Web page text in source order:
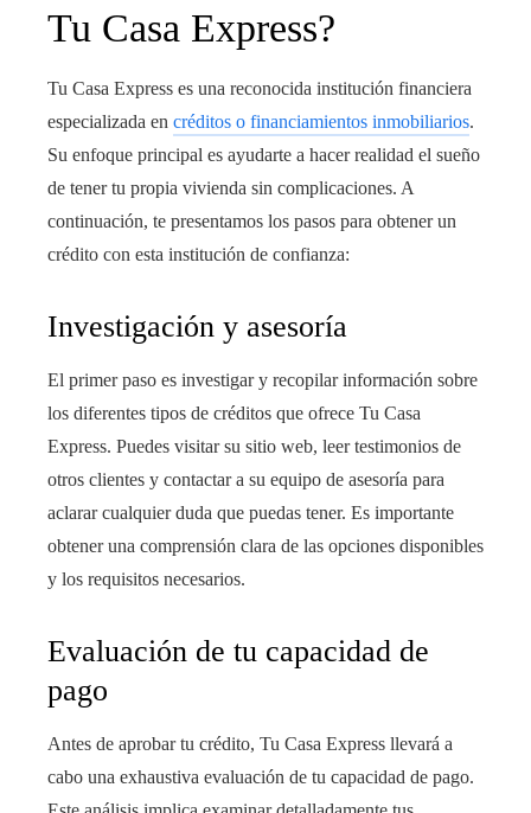
Tu Casa Express?
Tu Casa Express es una reconocida institución financiera
especializada en créditos o financiamientos inmobiliarios.
Su enfoque principal es ayudarte a hacer realidad el sueño
de tener tu propia vivienda sin complicaciones. A
continuación, te presentamos los pasos para obtener un
crédito con esta institución de confianza:
Investigación y asesoría
El primer paso es investigar y recopilar información sobre
los diferentes tipos de créditos que ofrece Tu Casa
Express. Puedes visitar su sitio web, leer testimonios de
otros clientes y contactar a su equipo de asesoría para
aclarar cualquier duda que puedas tener. Es importante
obtener una comprensión clara de las opciones disponibles
y los requisitos necesarios.
Evaluación de tu capacidad de
pago
Antes de aprobar tu crédito, Tu Casa Express llevará a
cabo una exhaustiva evaluación de tu capacidad de pago.